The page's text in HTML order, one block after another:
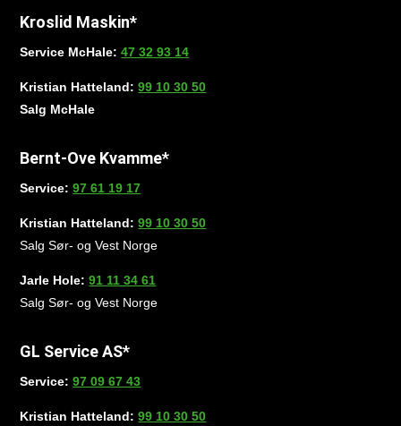
Kroslid Maskin*
Service McHale:47 32 93 14
Kristian Hatteland:99 10 30 50
Salg McHale
Bernt-Ove Kvamme*
Service:97 61 19 17
Kristian Hatteland:99 10 30 50
Salg Sør- og Vest Norge
Jarle Hole:91 11 34 61
Salg Sør- og Vest Norge
GL Service AS*
Service:97 09 67 43
Kristian Hatteland:99 10 30 50